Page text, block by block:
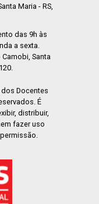
Maria - RS,
das 9h às
a sexta.
Camobi, Santa
dos Docentes
É
distribuir,
fazer uso